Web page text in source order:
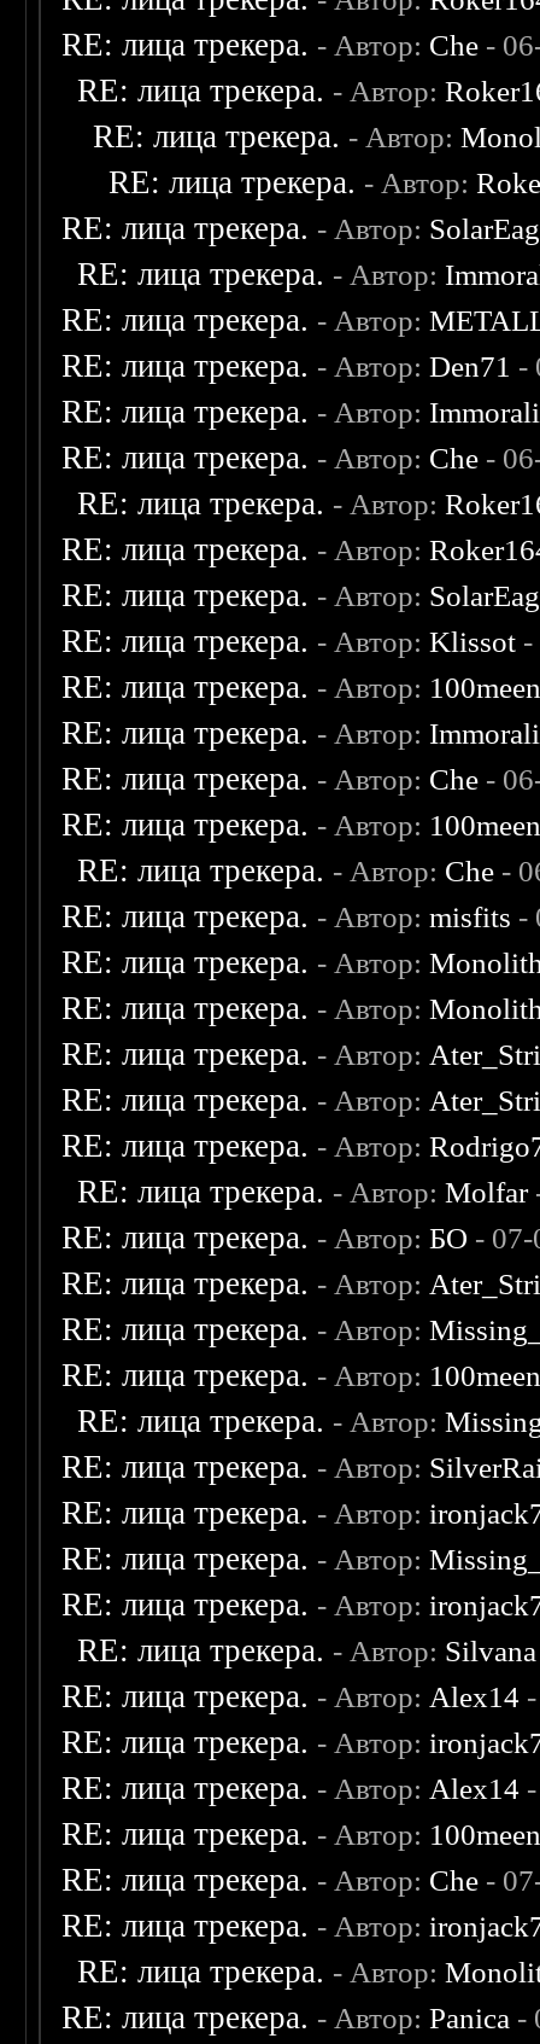
RE: лица трекера. - Автор: Che -
RE: лица трекера. - Автор:
RE: лица трекера. - Автор:
RE: лица трекера. - Автор:
RE: лица трекера. - Автор:
RE: лица трекера. - Автор:
RE: лица трекера. - Автор:
RE: лица трекера. - Автор:Den71 -
RE: лица трекера. - Автор:
RE: лица трекера. - Автор: Che -
RE: лица трекера. - Автор:
RE: лица трекера. - Автор:
RE: лица трекера. - Автор:
RE: лица трекера. - Автор:Klissot -
RE: лица трекера. - Автор:
RE: лица трекера. - Автор:
RE: лица трекера. - Автор: Che -
RE: лица трекера. - Автор:
RE: лица трекера. - Автор: Che -
RE: лица трекера. - Автор:misfits -
RE: лица трекера. - Автор:
RE: лица трекера. - Автор:
RE: лица трекера. - Автор:
RE: лица трекера. - Автор:
RE: лица трекера. - Автор:
RE: лица трекера. - Автор:Molfar
RE: лица трекера. - Автор: БО -
RE: лица трекера. - Автор:
RE: лица трекера. - Автор:
RE: лица трекера. - Автор:
RE: лица трекера. - Автор:
RE: лица трекера. - Автор:
RE: лица трекера. - Автор:
RE: лица трекера. - Автор:
RE: лица трекера. - Автор:
RE: лица трекера. - Автор: Silvana
RE: лица трекера. - Автор: Alex14
RE: лица трекера. - Автор:
RE: лица трекера. - Автор: Alex14
RE: лица трекера. - Автор:
RE: лица трекера. - Автор: Che -
RE: лица трекера. - Автор:
RE: лица трекера. - Автор:
RE: лица трекера. - Автор:Panica -